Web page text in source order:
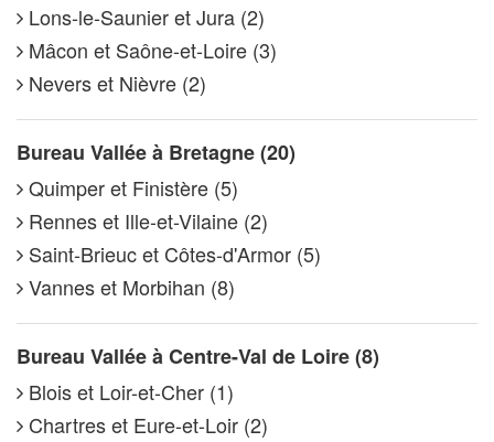
Lons-le-Saunier et Jura (2)
Mâcon et Saône-et-Loire (3)
Nevers et Nièvre (2)
Bureau Vallée à Bretagne (20)
Quimper et Finistère (5)
Rennes et Ille-et-Vilaine (2)
Saint-Brieuc et Côtes-d'Armor (5)
Vannes et Morbihan (8)
Bureau Vallée à Centre-Val de Loire (8)
Blois et Loir-et-Cher (1)
Chartres et Eure-et-Loir (2)